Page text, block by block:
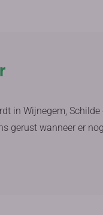
in Wijnegem, Schilde
gerust wanneer er